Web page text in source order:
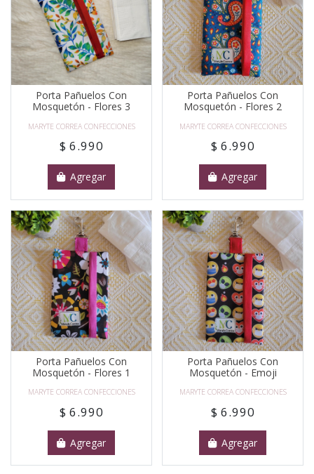
Porta Pañuelos Con
Mosquetón - Flores 3
MARYTE CORREA CONFECCIONES
$ 6.990
Agregar
Porta Pañuelos Con
Mosquetón - Flores 2
MARYTE CORREA CONFECCIONES
$ 6.990
Agregar
Porta Pañuelos Con
Mosquetón - Flores 1
MARYTE CORREA CONFECCIONES
$ 6.990
Agregar
Porta Pañuelos Con
Mosquetón - Emoji
MARYTE CORREA CONFECCIONES
$ 6.990
Agregar